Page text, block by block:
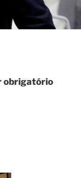
obrigatório